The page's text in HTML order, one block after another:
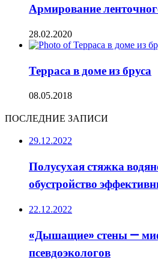
Армирование
28.02.2020
Терраса в доме из бруса
08.05.2018
ПОСЛЕДНИЕ ЗАПИСИ
29.12.2022
Полусухая стяжка
обустройство
22.12.2022
«Дышащие» стены —
псевдоэкологов